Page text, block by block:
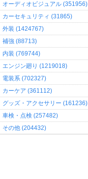
オーディオビジュアル (351956)
カーセキュリティ (31865)
外装 (1424767)
補強 (88713)
内装 (769744)
エンジン廻り (1219018)
電装系 (702327)
カーケア (361112)
グッズ・アクセサリー (161236)
車検・点検 (257482)
その他 (204432)